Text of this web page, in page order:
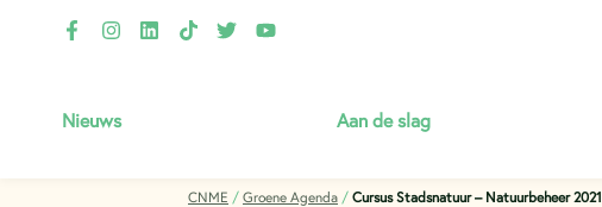
Nieuws Aan de slag
Thema’s
CNME / Groene Agenda / Cursus Stadsnatuur – Natuurbeheer 2021